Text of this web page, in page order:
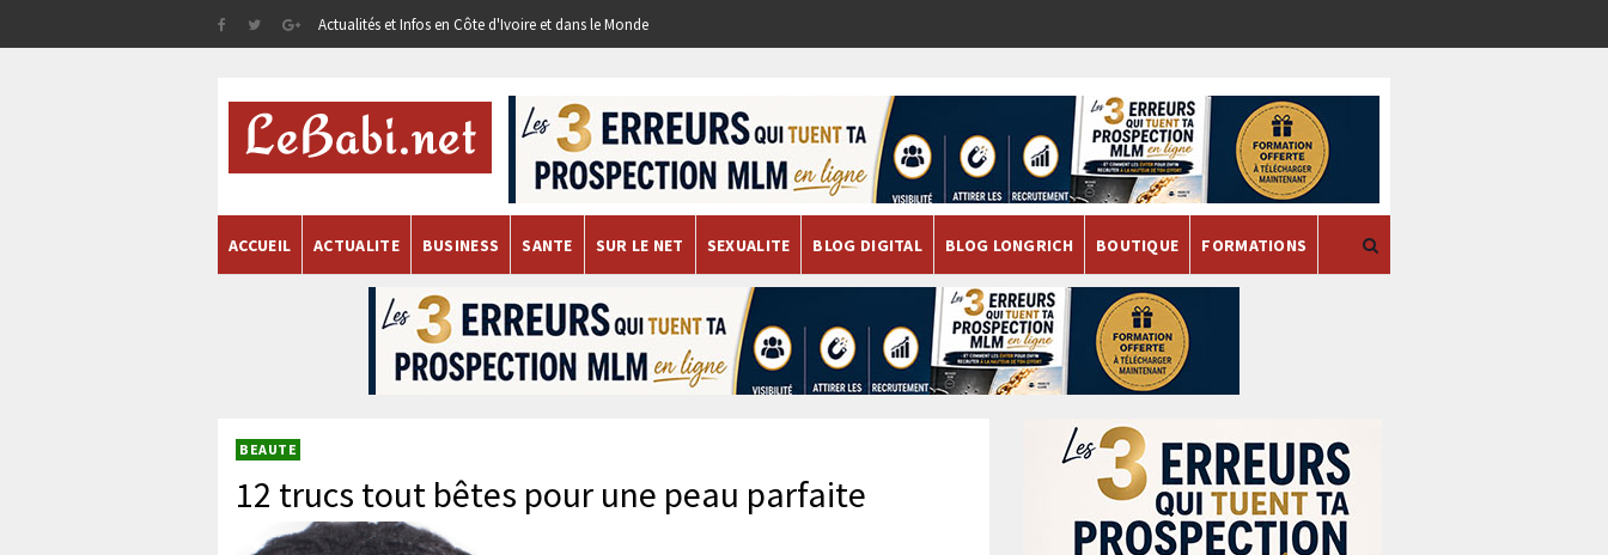
Actualités et Infos en Côte d'Ivoire et dans le Monde
ACCUEIL ACTUALITE BUSINESS SANTE SUR LE NET SEXUALITE BLOG DIGITAL BLOG LONGRICH BOUTIQUE FORMATIONS
BEAUTE
12 trucs tout bêtes pour une peau parfaite